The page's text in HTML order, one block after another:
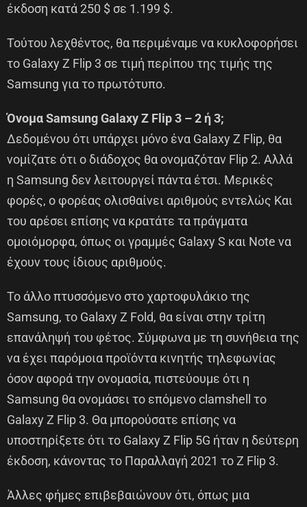
έκδοση κατά 250 $ σε 1.199 $.
Τούτου λεχθέντος, θα περιμέναμε να κυκλοφορήσει
το Galaxy Z Flip 3 σε τιμή περίπου της τιμής της
Samsung για το πρωτότυπο.
Όνομα Samsung Galaxy Z Flip 3 – 2 ή 3;
Δεδομένου ότι υπάρχει μόνο ένα Galaxy Z Flip, θα
νομίζατε ότι ο διάδοχος θα ονομαζόταν Flip 2. Αλλά
η Samsung δεν λειτουργεί πάντα έτσι. Μερικές
φορές, ο φορέας ολισθαίνει αριθμούς εντελώς Και
του αρέσει επίσης να κρατάτε τα πράγματα
ομοιόμορφα, όπως οι γραμμές Galaxy S και Note να
έχουν τους ίδιους αριθμούς.
Το άλλο πτυσσόμενο στο χαρτοφυλάκιο της
Samsung, το Galaxy Z Fold, θα είναι στην τρίτη
επανάληψή του φέτος. Σύμφωνα με τη συνήθεια της
να έχει παρόμοια προϊόντα κινητής τηλεφωνίας
όσον αφορά την ονομασία, πιστεύουμε ότι η
Samsung θα ονομάσει το επόμενο clamshell το
Galaxy Z Flip 3. Θα μπορούσατε επίσης να
υποστηρίξετε ότι το Galaxy Z Flip 5G ήταν η δεύτερη
έκδοση, κάνοντας το Παραλλαγή 2021 το Z Flip 3.
Άλλες φήμες επιβεβαιώνουν ότι, όπως μια